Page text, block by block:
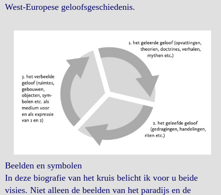
West-Europese geloofsgeschiedenis.
Beelden en symbolen
In deze biografie van het kruis belicht ik voor u beide
visies. Niet alleen de beelden van het paradijs en de